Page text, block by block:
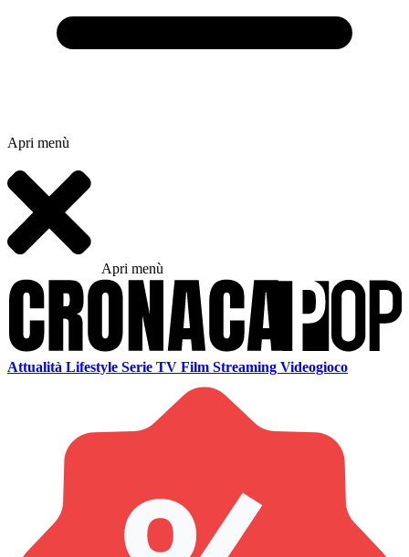
Apri menù
Apri menù
Attualità Lifestyle Serie TV Film Streaming Videogioco